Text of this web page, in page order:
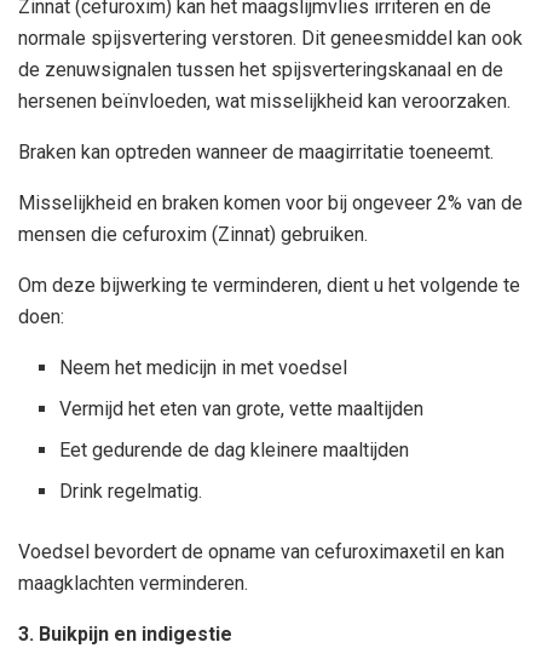
Zinnat (cefuroxim) kan het maagslijmvlies irriteren en de
normale spijsvertering verstoren. Dit geneesmiddel kan ook
de zenuwsignalen tussen het spijsverteringskanaal en de
hersenen beïnvloeden, wat misselijkheid kan veroorzaken.
Braken kan optreden wanneer de maagirritatie toeneemt.
Misselijkheid en braken komen voor bij ongeveer 2% van de
mensen die cefuroxim (Zinnat) gebruiken.
Om deze bijwerking te verminderen, dient u het volgende te
doen:
Neem het medicijn in met voedsel
Vermijd het eten van grote, vette maaltijden
Eet gedurende de dag kleinere maaltijden
Drink regelmatig.
Voedsel bevordert de opname van cefuroximaxetil en kan
maagklachten verminderen.
3. Buikpijn en indigestie